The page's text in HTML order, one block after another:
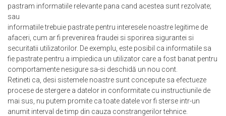
pastram informatiile relevante pana cand acestea sunt rezolvate;
sau
informatiile trebuie pastrate pentru interesele noastre legitime de
afaceri, cum ar fi prevenirea fraudei si sporirea sigurantei si
securitatii utilizatorilor. De exemplu, este posibil ca informatiile sa
fie pastrate pentru a impiedica un utilizator care a fost banat pentru
comportamente nesigure sa-si deschidă un nou cont.
Retineti ca, desi sistemele noastre sunt concepute sa efectueze
procese de stergere a datelor in conformitate cu instructiunile de
mai sus, nu putem promite ca toate datele vor fi sterse intr-un
anumit interval de timp din cauza constrangerilor tehnice.